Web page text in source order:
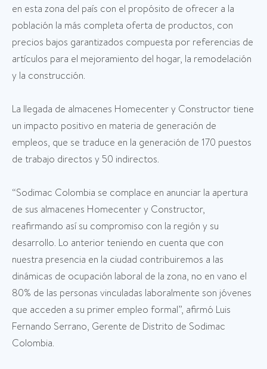
en esta zona del país con el propósito de ofrecer a la
población la más completa oferta de productos, con
precios bajos garantizados compuesta por referencias de
artículos para el mejoramiento del hogar, la remodelación
y la construcción.
La llegada de almacenes Homecenter y Constructor tiene
un impacto positivo en materia de generación de
empleos, que se traduce en la generación de 170 puestos
de trabajo directos y 50 indirectos.
“Sodimac Colombia se complace en anunciar la apertura
de sus almacenes Homecenter y Constructor,
reafirmando así su compromiso con la región y su
desarrollo. Lo anterior teniendo en cuenta que con
nuestra presencia en la ciudad contribuiremos a las
dinámicas de ocupación laboral de la zona, no en vano el
80% de las personas vinculadas laboralmente son jóvenes
que acceden a su primer empleo formal”, afirmó Luis
Fernando Serrano, Gerente de Distrito de Sodimac
Colombia.